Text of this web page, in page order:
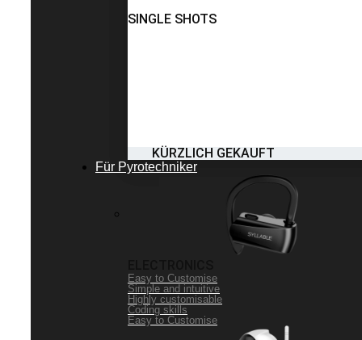
SINGLE SHOTS
KÜRZLICH GEKAUFT
Für Pyrotechniker
Easy to Customise
Simple and intuitive
Highly customisable
Coding skills
Easy to Customise